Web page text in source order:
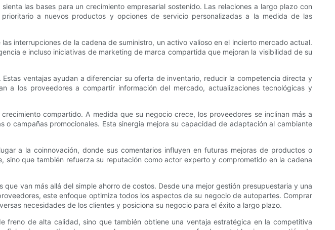
las bases para un crecimiento empresarial sostenido. Las relaciones a largo plazo con
a nuevos productos y opciones de servicio personalizadas a la medida de las
interrupciones de la cadena de suministro, un activo valioso en el incierto mercado actual.
e incluso iniciativas de marketing de marca compartida que mejoran la visibilidad de su
ventajas ayudan a diferenciar su oferta de inventario, reducir la competencia directa y
a los proveedores a compartir información del mercado, actualizaciones tecnológicas y
compartido. A medida que su negocio crece, los proveedores se inclinan más a
campañas promocionales. Esta sinergia mejora su capacidad de adaptación al cambiante
a la coinnovación, donde sus comentarios influyen en futuras mejoras de productos o
que también refuerza su reputación como actor experto y comprometido en la cadena
van más allá del simple ahorro de costos. Desde una mejor gestión presupuestaria y una
este enfoque optimiza todos los aspectos de su negocio de autopartes. Comprar
necesidades de los clientes y posiciona su negocio para el éxito a largo plazo.
de alta calidad, sino que también obtiene una ventaja estratégica en la competitiva